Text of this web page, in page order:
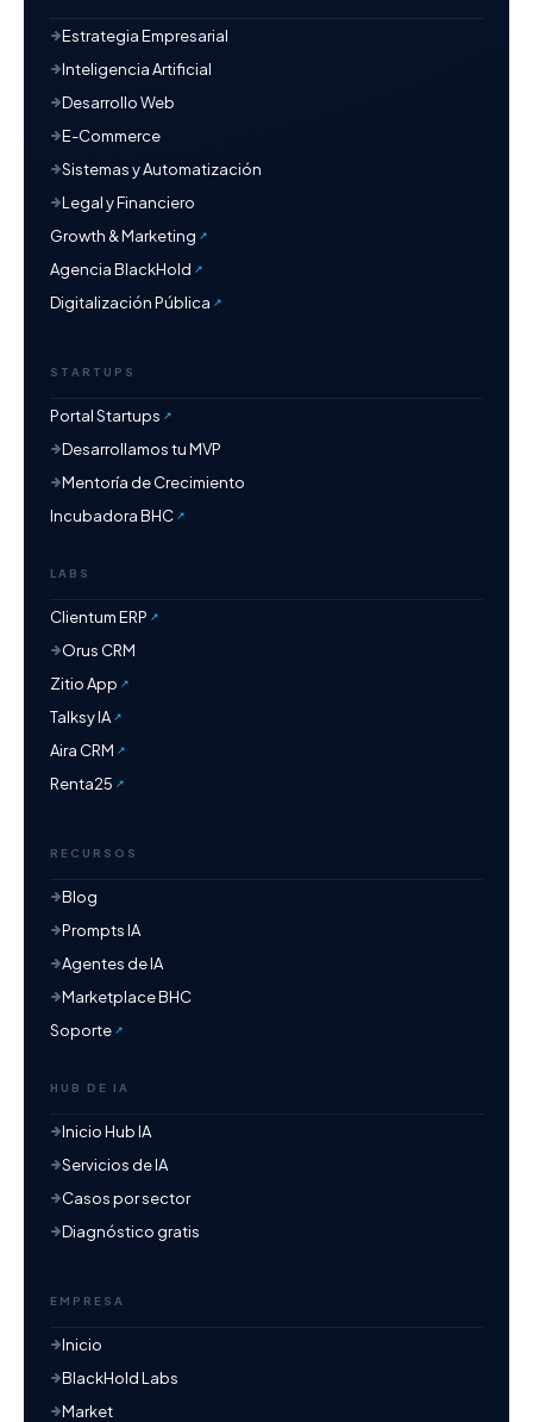
Estrategia Empresarial
Inteligencia Artificial
Desarrollo Web
E-Commerce
Sistemas y Automatización
Legal y Financiero
Growth & Marketing
Agencia BlackHold
Digitalización Pública
STARTUPS
Portal Startups
Desarrollamos tu MVP
Mentoría de Crecimiento
Incubadora BHC
LABS
Clientum ERP
Orus CRM
Zitio App
Talksy IA
Aira CRM
Renta25
RECURSOS
Blog
Prompts IA
Agentes de IA
Marketplace BHC
Soporte
HUB DE IA
Inicio Hub IA
Servicios de IA
Casos por sector
Diagnóstico gratis
EMPRESA
Inicio
BlackHold Labs
Market